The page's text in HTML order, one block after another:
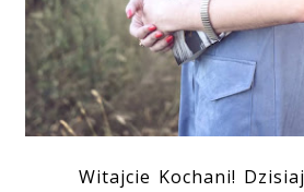
Witajcie Kochani! Dzisiaj